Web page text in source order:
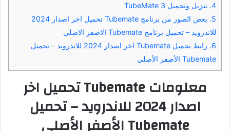
4. تنزيل وتحميل TubeMate 3
5.
بعض الصور من برنامج Tubemate تحميل اخر اصدار 2024
للاندرويد – تحميل برنامج Tubemate الاصفر الاصلي
6.
رابط تحميل Tubemate اخر اصدار 2024 للاندرويد – تحميل
Tubemate الأصفر الأصلي
معلومات Tubemate تحميل اخر
اصدار 2024 للاندرويد – تحميل
Tubemate الأصفر الأصلي